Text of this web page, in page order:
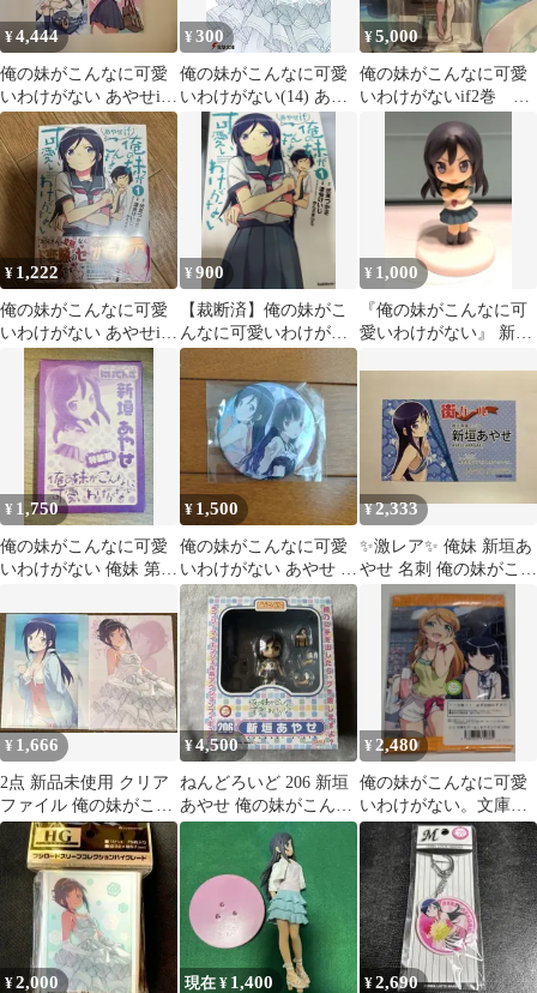
¥4,444
俺の妹がこんなに可愛
いわけがない あやせif
ポストカード、イラス
トカード 4枚
¥300
俺の妹がこんなに可愛
いわけがない(14) あや
せif 下 (電撃文庫)
¥5,000
俺の妹がこんなに可愛
いわけがないif2巻 特
装版アクリルスタン
ド 新垣あやせ
¥ 1,222
俺の妹がこんなに可愛
いわけがない あやせif
1 特典付き
¥900
【裁断済】俺の妹がこ
んなに可愛いわけがな
い あやせif 全3巻セッ
ト
¥ 1,000
『俺の妹がこんなに可
愛いわけがない』 新垣
¥ 1,750
俺の妹がこんなに可愛
いわけがない 俺妹 第3
やせ
¥ 1,500
俺の妹がこんなに可愛
いわけがない あやせ 黒
猫 缶バッジ
¥2,333
✨激レア✨ 俺妹 新垣あ
やせ 名刺 俺の妹がこん
なに可愛いわけがない
特典
¥ 1,666
2点 新品未使用 クリア
ファイル 俺の妹がこん
なに可愛いわけがない
あやせif
¥4,500
ねんどろいど 206 新垣
あやせ 俺の妹がこんな
に可愛いわけがない
¥2,480
俺の妹がこんなに可愛
いわけがない。文庫カ
バー&しおりセット
桐乃、黒猫、あやせ
¥2,000 現在 ¥ 1,400 ¥2,690